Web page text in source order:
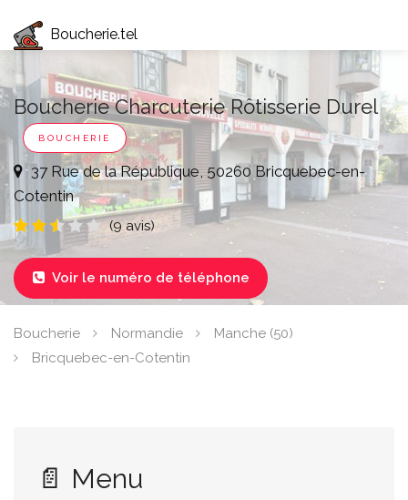
Boucherie.tel
Boucherie Charcuterie Rôtisserie Durel
BOUCHERIE
37 Rue de la République, 50260 Bricquebec-en-
Cotentin
(9 avis)
 Voir le numéro de téléphone
Boucherie Normandie
Manche (50)
Bricquebec-en-Cotentin
📄 Menu